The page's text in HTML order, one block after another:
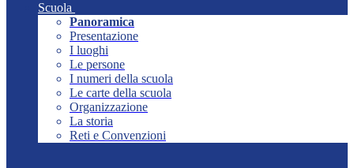
Scuola
Panoramica
Presentazione
I luoghi
Le persone
I numeri della scuola
Le carte della scuola
Organizzazione
La storia
Reti e Convenzioni